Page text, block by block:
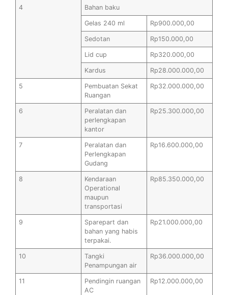
4 Bahan baku
Gelas 240 ml Rp900.000,00
Sedotan Rp150.000,00
Lid cup Rp320.000,00
Kardus Rp28.000.000,00
5
Pembuatan Sekat
Ruangan
Rp32.000.000,00
6
Peralatan dan
perlengkapan
kantor
Rp25.300.000,00
7
Peralatan dan
Perlengkapan
Gudang
Rp16.600.000,00
8
Kendaraan
Operational
maupun
transportasi
Rp85.350.000,00
9
Sparepart dan
bahan yang habis
terpakai.
Rp21.000.000,00
10
Tangki
Penampungan air
Rp36.000.000,00
11
Pendingin ruangan
AC
Rp12.000.000,00